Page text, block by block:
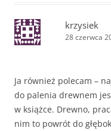
krzysiek
28 czerwca
Ja również polecam –
do palenia drewnem
w książce. Drewno,
nim to powrót do